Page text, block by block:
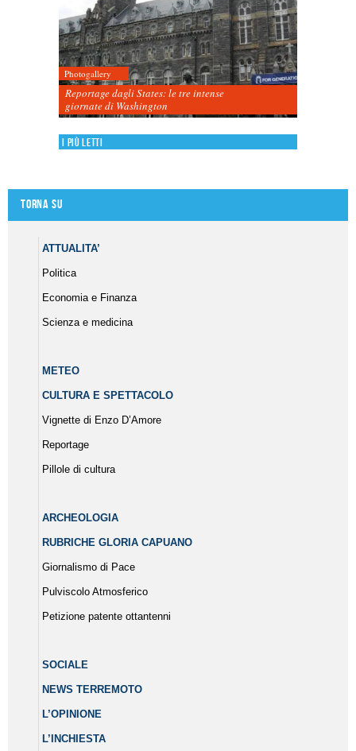
Photogallery
Reportage dagli States: le tre intense
giornate di Washington
I più letti
Torna su
ATTUALITA’
Politica
Economia e Finanza
Scienza e medicina
METEO
CULTURA E SPETTACOLO
Vignette di Enzo D’Amore
Reportage
Pillole di cultura
ARCHEOLOGIA
RUBRICHE GLORIA CAPUANO
Giornalismo di Pace
Pulviscolo Atmosferico
Petizione patente ottantenni
SOCIALE
NEWS TERREMOTO
L’OPINIONE
L’INCHIESTA